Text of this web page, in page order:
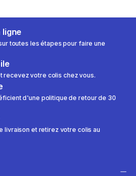
ligne
toutes les étapes pour faire une
recevez votre colis chez vous.
d'une politique de retour de 30
livraison et retirez votre colis au